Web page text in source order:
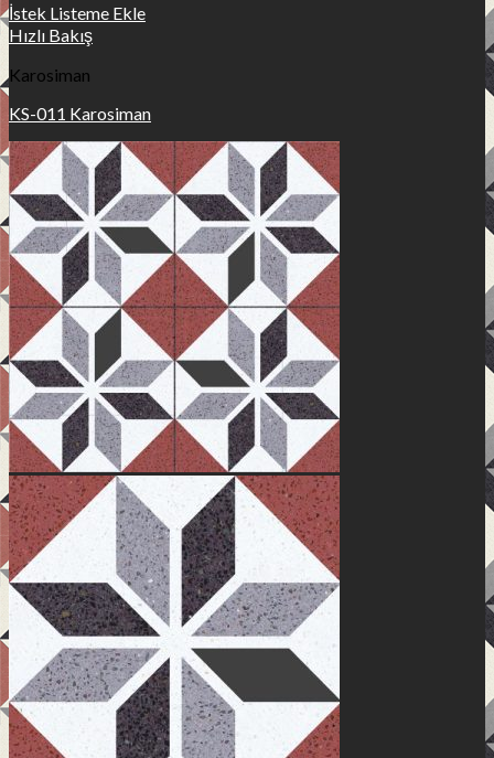
İstek Listeme Ekle
Hızlı Bakış
Karosiman
KS-011 Karosiman